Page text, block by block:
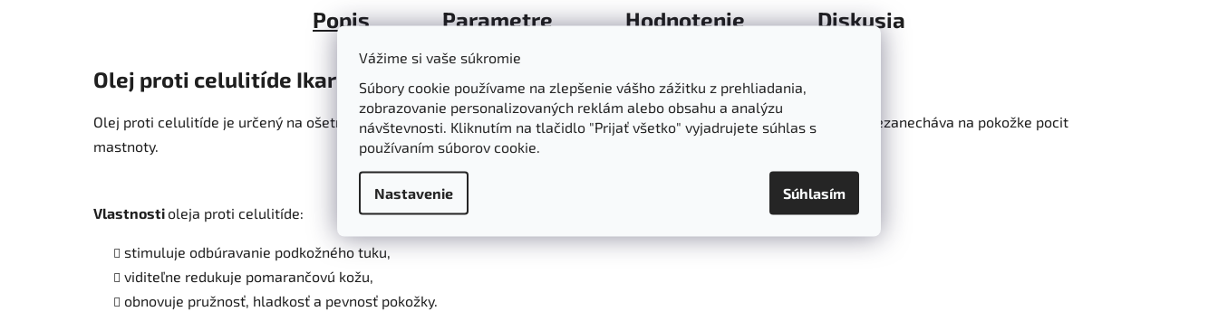
Vážime si vaše súkromie
Súbory cookie používame na zlepšenie vášho zážitku z prehliadania,
zobrazovanie personalizovaných reklám alebo obsahu a analýzu
návštevnosti. Kliknutím na tlačidlo "Prijať všetko" vyjadrujete súhlas s
používaním súborov cookie.
Nastavenie Súhlasím
Popis Parametre Hodnotenie Diskusia
Olej proti celulitíde Ikarov 100 ml
Olej proti celulitíde je určený na ošetrenie celulitídy a viditeľné vyhladenie pomarančovej kože. Rýchlo sa vstrebáva a nezanecháva na pokožke pocit
mastnoty.
Vlastnosti oleja proti celulitíde:
stimuluje odbúravanie podkožného tuku,
viditeľne redukuje pomarančovú kožu,
obnovuje pružnosť, hladkosť a pevnosť pokožky.